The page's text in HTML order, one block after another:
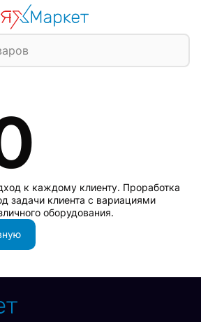
к каждому клиенту. Проработка
задачи клиента с вариациями
оборудования.